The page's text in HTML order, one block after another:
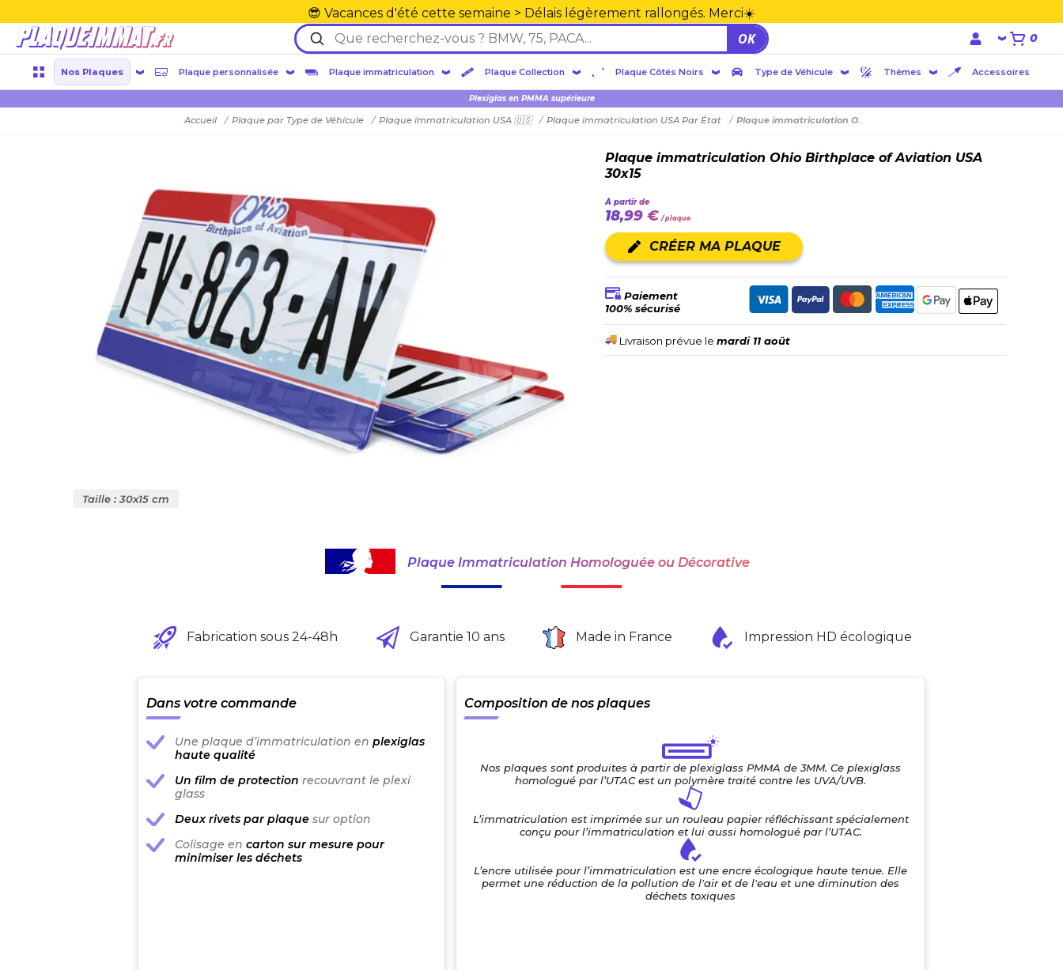
😎 Vacances d'été cette semaine > Délais légèrement rallongés. Merci☀️
OK 0
Nos Plaques Plaque personnalisée Plaque immatriculation Plaque Collection Plaque Côtés Noirs Type de Véhicule Thèmes Accessoires
Plexiglas en PMMA supérieure
Accueil Plaque par Type de Véhicule Plaque immatriculation USA 🇺🇸 Plaque immatriculation USA Par État Plaque immatriculation Ohio Birthplace of Aviation USA 30x15
Taille : 30x15 cm
Plaque immatriculation Ohio Birthplace of Aviation USA
30x15
À partir de
18,99 € / plaque
CRÉER MA PLAQUE
Paiement
100% sécurisé
Livraison prévue le mardi 11 août
Plaque Immatriculation Homologuée ou Décorative
Fabrication sous 24-48h Garantie 10 ans Made in France Impression HD écologique
Dans votre commande
Une plaque d’immatriculation en plexiglas
haute qualité
Un film de protection recouvrant le plexi
glass
Deux rivets par plaquesur option
Colisage en carton sur mesure pour
minimiser les déchets
Composition de nos plaques
Nos plaques sont produites à partir de plexiglass PMMA de 3MM. Ce plexiglass
homologué par l’UTAC est un polymère traité contre les UVA/UVB.
L’immatriculation est imprimée sur un rouleau papier réfléchissant spécialement
conçu pour l’immatriculation et lui aussi homologué par l’UTAC.
L’encre utilisée pour l’immatriculation est une encre écologique haute tenue. Elle
permet une réduction de la pollution de l'air et de l'eau et une diminution des
déchets toxiques